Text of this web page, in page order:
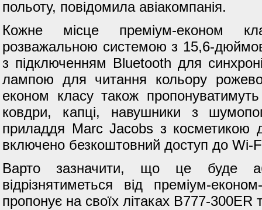
польоту, повідомила авіакомпанія.
Кожне місце преміум-економ
розважальною системою з 15,6-
з підключенням Bluetooth для
лампою для читання кольору
економ класу також пропонуватимуть
ковдри, капці, навушники з
приладдя Marc Jacobs з косметикою
включено безкоштовний доступ до Wi-
Варто зазначити, що це буде
відрізнятиметься від преміум-
пропонує на своїх літаках B777-300ER